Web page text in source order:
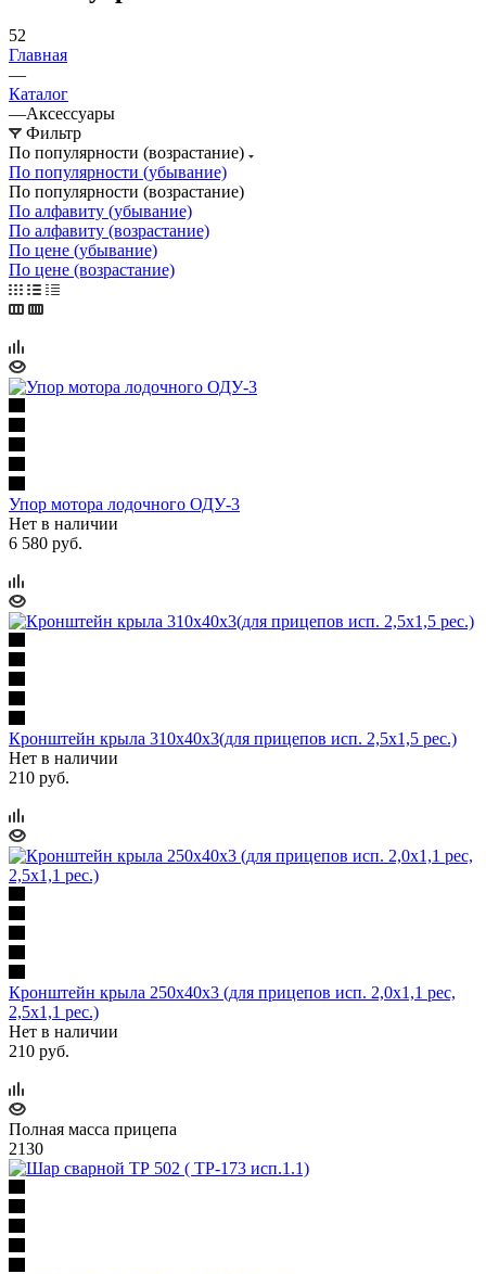
52
Главная
—
Каталог
—Аксессуары
Фильтр
По популярности (возрастание)
По популярности (убывание)
По популярности (возрастание)
По алфавиту (убывание)
По алфавиту (возрастание)
По цене (убывание)
По цене (возрастание)
Упор мотора лодочного ОДУ-3
Нет в наличии
6 580 руб.
Кронштейн крыла 310х40х3(для прицепов исп. 2,5х1,5 рес.)
Нет в наличии
210 руб.
Кронштейн крыла 250х40х3 (для прицепов исп. 2,0х1,1 рес,
2,5х1,1 рес.)
Нет в наличии
210 руб.
Полная масса прицепа
2130